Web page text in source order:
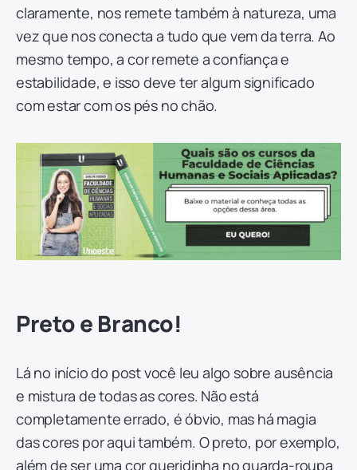
claramente, nos remete também à natureza, uma
vez que nos conecta a tudo que vem da terra. Ao
mesmo tempo, a cor remete a confiança e
estabilidade, e isso deve ter algum significado
com estar com os pés no chão.
Preto e Branco!
Lá no início do post você leu algo sobre ausência
e mistura de todas as cores. Não está
completamente errado, é óbvio, mas há magia
das cores por aqui também. O preto, por exemplo,
além de ser uma cor queridinha no guarda-roupa